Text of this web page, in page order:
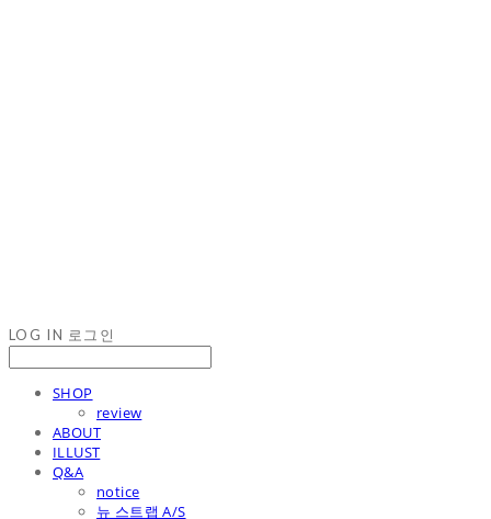
LOG IN 로그인
SHOP
review
ABOUT
ILLUST
Q&A
notice
뉴 스트랩 A/S